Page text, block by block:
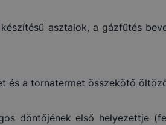
asztalok, a gázfűtés
és a tornatermet összekötő
döntőjének első helyezettje